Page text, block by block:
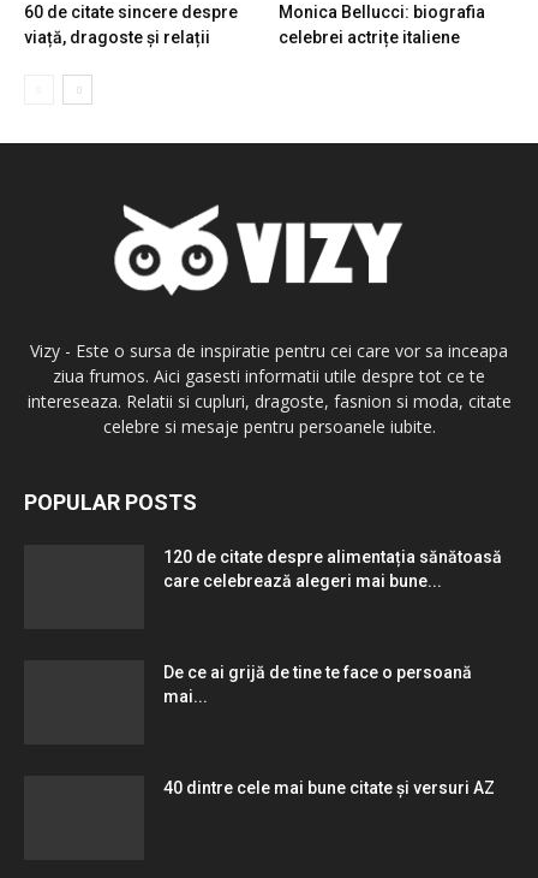
60 de citate sincere despre
viață, dragoste și relații
Monica Bellucci: biografia
celebrei actrițe italiene
Vizy - Este o sursa de inspiratie pentru cei care vor sa inceapa
ziua frumos. Aici gasesti informatii utile despre tot ce te
intereseaza. Relatii si cupluri, dragoste, fasnion si moda, citate
celebre si mesaje pentru persoanele iubite.
POPULAR POSTS
120 de citate despre alimentația sănătoasă
care celebrează alegeri mai bune...
De ce ai grijă de tine te face o persoană
mai...
40 dintre cele mai bune citate și versuri AZ